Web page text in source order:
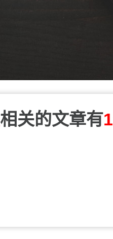
相关的文章有1